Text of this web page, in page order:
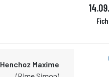
Henchoz Maxime